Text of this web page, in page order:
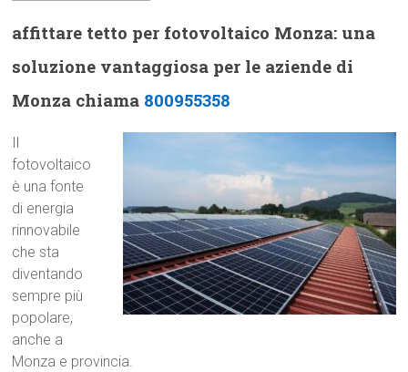
affittare tetto per fotovoltaico Monza: una
soluzione vantaggiosa per le aziende di
Monza chiama 800955358
fotovoltaico
è una fonte
di energia
rinnovabile
che sta
diventando
sempre più
popolare,
anche a
Monza e provincia.